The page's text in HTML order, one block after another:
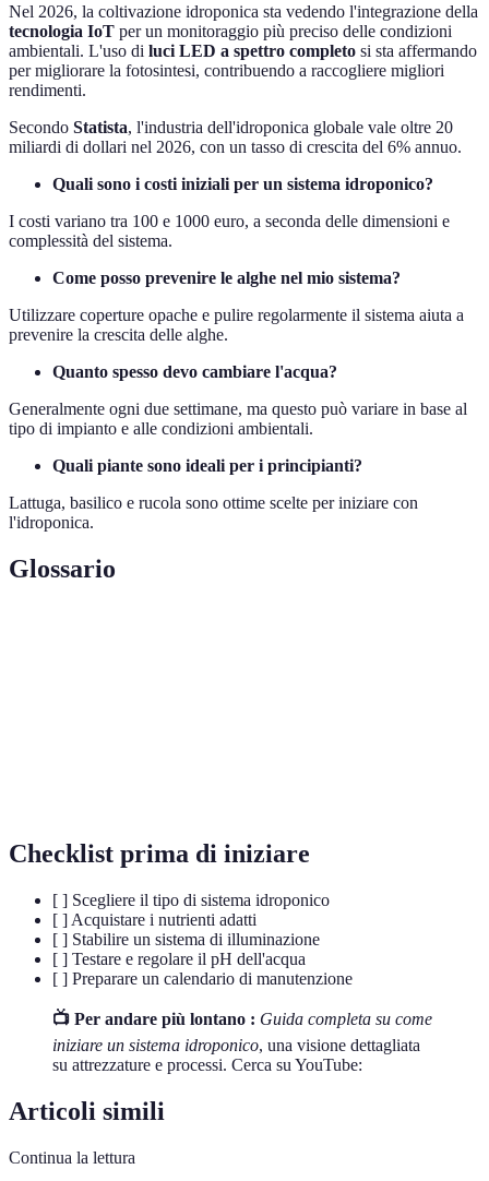
Nel 2026, la coltivazione idroponica sta vedendo l'integrazione della
tecnologia IoT per un monitoraggio più preciso delle condizioni
ambientali. L'uso di luci LED a spettro completo si sta affermando
per migliorare la fotosintesi, contribuendo a raccogliere migliori
rendimenti.
Secondo Statista, l'industria dell'idroponica globale vale oltre 20
miliardi di dollari nel 2026, con un tasso di crescita del 6% annuo.
Quali sono i costi iniziali per un sistema idroponico?
I costi variano tra 100 e 1000 euro, a seconda delle dimensioni e
complessità del sistema.
Come posso prevenire le alghe nel mio sistema?
Utilizzare coperture opache e pulire regolarmente il sistema aiuta a
prevenire la crescita delle alghe.
Quanto spesso devo cambiare l'acqua?
Generalmente ogni due settimane, ma questo può variare in base al
tipo di impianto e alle condizioni ambientali.
Quali piante sono ideali per i principianti?
Lattuga, basilico e rucola sono ottime scelte per iniziare con
l'idroponica.
Glossario
Checklist prima di iniziare
[ ] Scegliere il tipo di sistema idroponico
[ ] Acquistare i nutrienti adatti
[ ] Stabilire un sistema di illuminazione
[ ] Testare e regolare il pH dell'acqua
[ ] Preparare un calendario di manutenzione
📺 Per andare più lontano : Guida completa su come
iniziare un sistema idroponico, una visione dettagliata
su attrezzature e processi. Cerca su YouTube:
Articoli simili
Continua la lettura